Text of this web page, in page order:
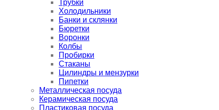
Трубки
Холодильники
Банки и склянки
Бюретки
Воронки
Колбы
Пробирки
Стаканы
Цилиндры и мензурки
Пипетки
Металлическая посуда
Керамическая посуда
Пластиковая посуда